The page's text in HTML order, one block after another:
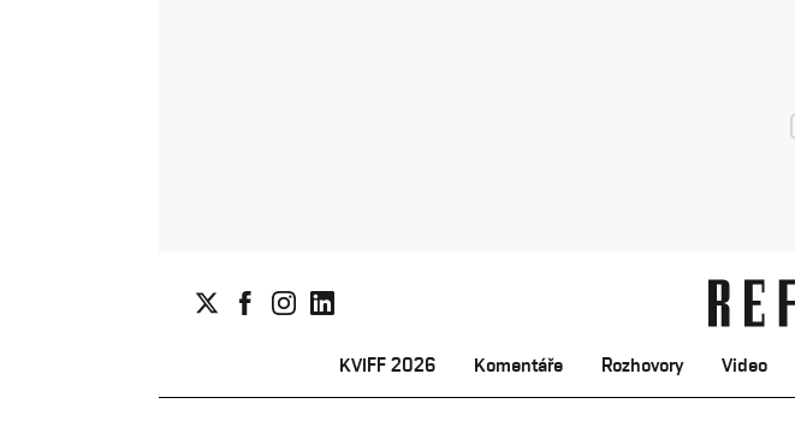
KVIFF 2026 Komentáře Rozhovory Video